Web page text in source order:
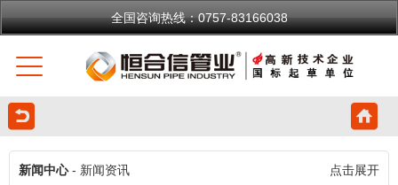
全国咨询热线：0757-83166038
新闻中心- 新闻资讯 点击展开